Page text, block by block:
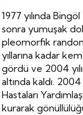
1977 yılında
sonra yumuşak
pleomorfik
yıllarına kadar
gördü ve 2004
altında kaldı.
Hastaları
kurarak